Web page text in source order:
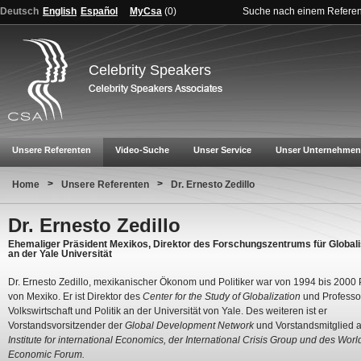
Deutsch English Español MyCsa (0) Suche nach einem
Celebrity Speakers
Unsere Referenten Video-Suche Unser Service Unser Unternehmen
Home > Unsere Referenten > Dr. Ernesto Zedillo
Dr. Ernesto Zedillo
Ehemaliger Präsident Mexikos, Direktor des Forschungszentrums für
an der Yale Universität
Dr. Ernesto Zedillo, mexikanischer Ökonom und Politiker war von 1994 bis 2000
von Mexiko. Er ist Direktor des Center for the Study of Globalization und
Volkswirtschaft und Politik an der Universität von Yale. Des weiteren ist er
Vorstandsvorsitzender der Global Development Networkund Vorstandsmitglied
Institute for international Economics, der International Crisis Group und des
Economic Forum.